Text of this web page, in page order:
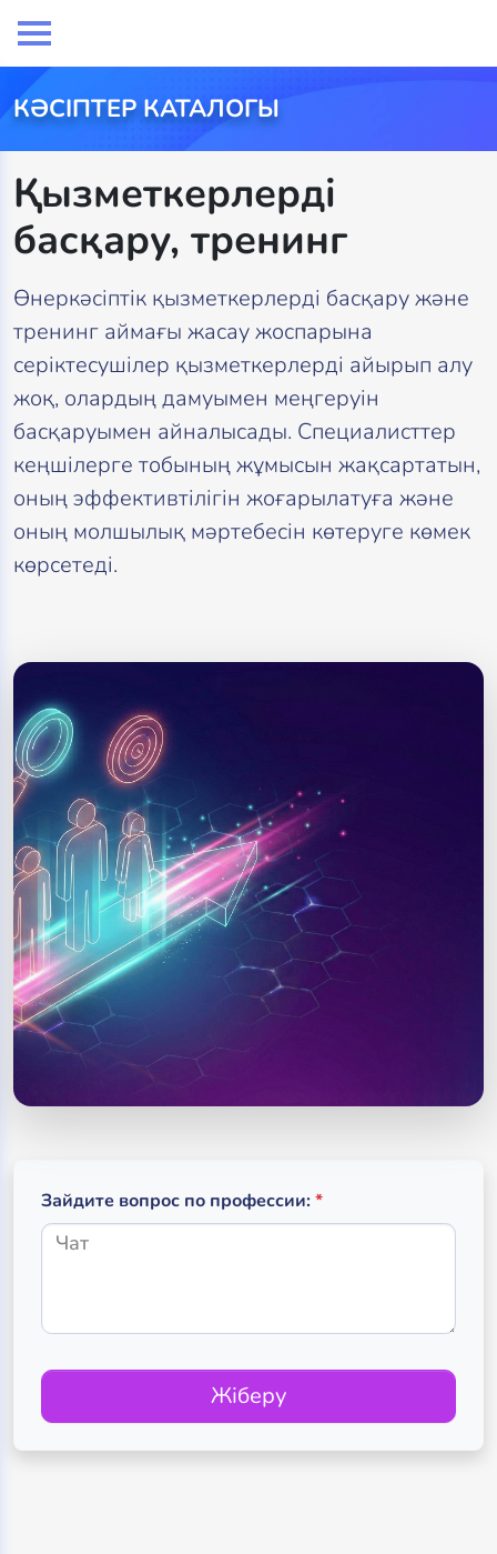
КӘСІПТЕР КАТАЛОГЫ
Қызметкерлерді
басқару, тренинг
Өнеркәсіптік қызметкерлерді басқару және
тренинг аймағы жасау жоспарына
серіктесушілер қызметкерлерді айырып алу
жоқ, олардың дамуымен меңгеруін
басқаруымен айналысады. Специалисттер
кеңшілерге тобының жұмысын жақсартатын,
оның эффективтілігін жоғарылатуға және
оның молшылық мәртебесін көтеруге көмек
көрсетеді.
Зайдите вопрос по профессии:*(обязательное
(required)
Жіберу